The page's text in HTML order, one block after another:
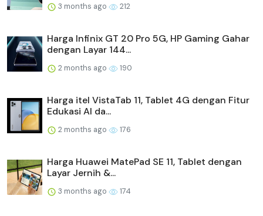
3 months ago 212
Harga Infinix GT 20 Pro 5G, HP Gaming Gahar
dengan Layar 144...
2 months ago 190
Harga itel VistaTab 11, Tablet 4G dengan Fitur
Edukasi AI da...
2 months ago 176
Harga Huawei MatePad SE 11, Tablet dengan
Layar Jernih &...
3 months ago 174